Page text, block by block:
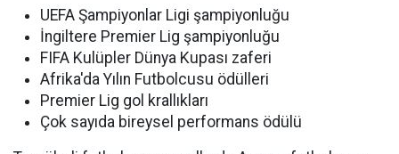
UEFA Şampiyonlar Ligi şampiyonluğu
İngiltere Premier Lig şampiyonluğu
FIFA Kulüpler Dünya Kupası zaferi
Afrika'da Yılın Futbolcusu ödülleri
Premier Lig gol krallıkları
Çok sayıda bireysel performans ödülü